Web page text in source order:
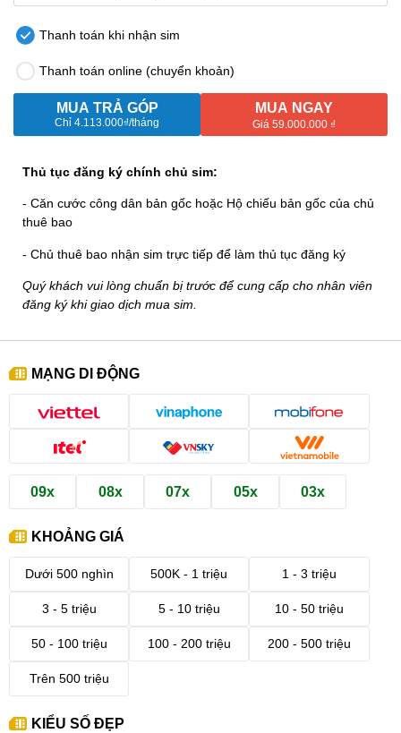
Thanh toán khi nhận sim
Thanh toán online (chuyển khoản)
MUA TRẢ GÓP
Chỉ 4.113.000₫/tháng
MUA NGAY
Giá 59.000.000 ₫
Thủ tục đăng ký chính chủ sim:
- Căn cước công dân bản gốc hoặc Hộ chiếu bản gốc của chủ
thuê bao
- Chủ thuê bao nhận sim trực tiếp để làm thủ tục đăng ký
Quý khách vui lòng chuẩn bị trước để cung cấp cho nhân viên
đăng ký khi giao dịch mua sim.
MẠNG DI ĐỘNG
09x 08x 07x 05x 03x
KHOẢNG GIÁ
Dưới 500 nghìn 500K - 1 triệu 1 - 3 triệu
3 - 5 triệu 5 - 10 triệu 10 - 50 triệu
50 - 100 triệu 100 - 200 triệu 200 - 500 triệu
Trên 500 triệu
KIỂU SỐ ĐẸP